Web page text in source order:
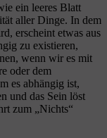
ein leeres Blatt
aller Dinge. In dem
erscheint etwas aus
zu existieren,
wenn wir es mit
oder dem
es abhängig ist,
und das Sein löst
zum „Nichts“